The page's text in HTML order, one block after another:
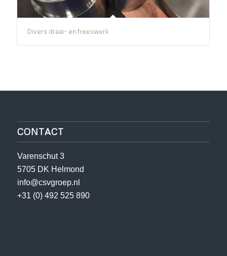
Divers draai- en freeswerk
CONTACT
Varenschut 3
5705 DK Helmond
info@csvgroep.nl
+31 (0) 492 525 890